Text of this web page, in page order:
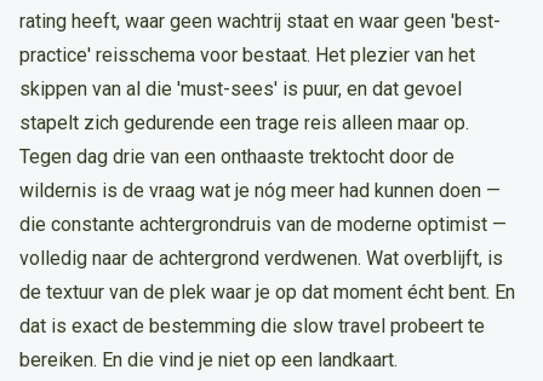
rating heeft, waar geen wachtrij staat en waar geen 'best-
practice' reisschema voor bestaat. Het plezier van het
skippen van al die 'must-sees' is puur, en dat gevoel
stapelt zich gedurende een trage reis alleen maar op.
Tegen dag drie van een onthaaste trektocht door de
wildernis is de vraag wat je nóg meer had kunnen doen —
die constante achtergrondruis van de moderne optimist —
volledig naar de achtergrond verdwenen. Wat overblijft, is
de textuur van de plek waar je op dat moment écht bent. En
dat is exact de bestemming die slow travel probeert te
bereiken. En die vind je niet op een landkaart.